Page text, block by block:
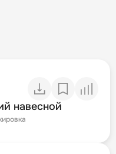
навесной